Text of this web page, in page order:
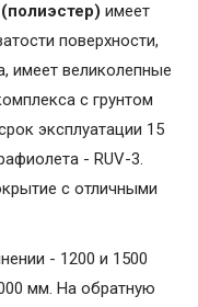
имеет
поверхности,
имеет великолепные
с грунтом
эксплуатации 15
- RUV-3.
с отличными
- 1200 и 1500
мм. На обратную